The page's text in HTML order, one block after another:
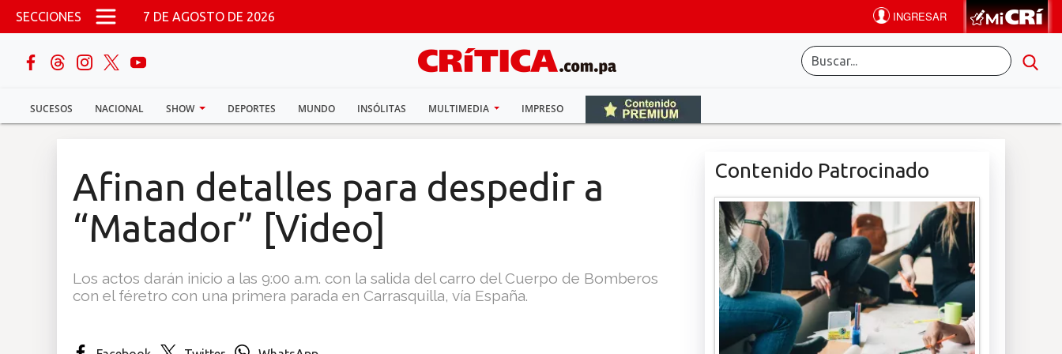
Pasar al contenido principal
SECCIONES 7 DE AGOSTO DE 2026
SUCESOS NACIONAL SHOW DEPORTES MUNDO INSÓLITAS MULTIMEDIA IMPRESO
buscar
Sucesos
Afinan detalles para despedir a
“Matador” [Video]
Los actos darán inicio a las 9:00 a.m. con la salida del carro del Cuerpo de Bomberos
con el féretro con una primera parada en Carrasquilla, vía España.
Contenido Patrocinado